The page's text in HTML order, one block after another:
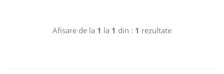
Afisare de la 1 la 1 din : 1 rezultate